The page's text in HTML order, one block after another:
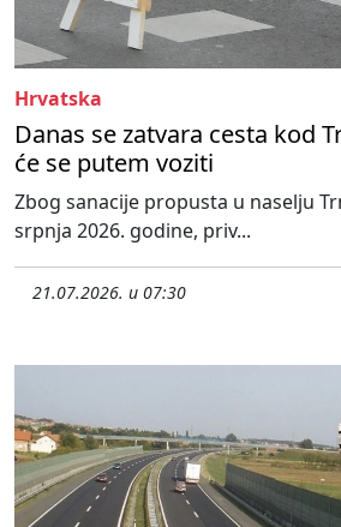
Hrvatska
Danas se zatvara cesta kod
će se putem voziti
Zbog sanacije propusta u naselju
srpnja 2026. godine, priv...
21.07.2026. u 07:30